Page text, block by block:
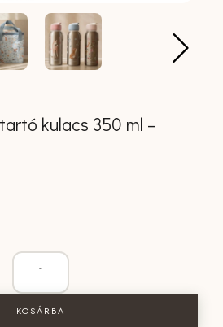
kulacs 350 ml –
Little Dutch hőtartó kulacs 350 ml -
KOSÁRBA